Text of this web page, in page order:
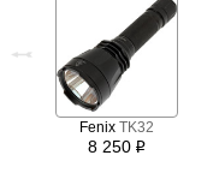
Fenix TK32
8 250 i